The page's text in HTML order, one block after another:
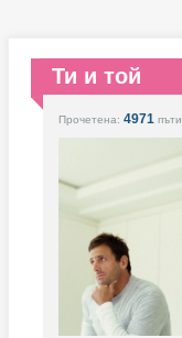
Ти и той
Прочетена: 4971 пъти